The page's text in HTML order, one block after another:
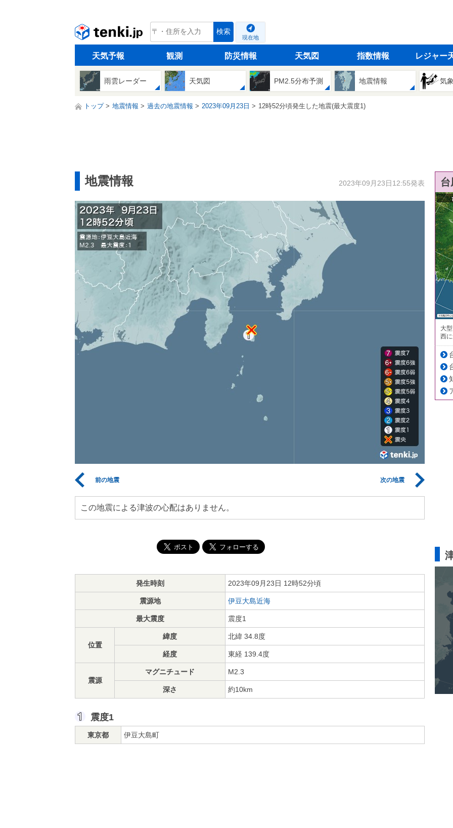
tenki.jp 検索
現在地
天気予報 観測 防災情報 天気図 指数情報 レジャー
雨雲レーダー 天気図 PM2.5分布予測 地震情報 気
トップ 地震情報 過去の地震情報 2023年09月23日 12時52分頃発生した地震(最大震度1)
地震情報 2023年09月23日12:55発表
前の地震 次の地震
この地震による津波の心配はありません。
発生時刻 2023年09月23日 12時52分頃
震源地 伊豆大島近海
最大震度 震度1
位置
緯度 北緯 34.8度
経度 東経 139.4度
震源
マグニチュード M2.3
深さ 約10km
震度1
東京都 伊豆大島町
大
西